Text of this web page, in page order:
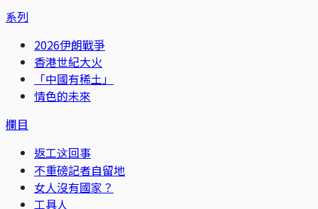
系列
2026伊朗戰爭
香港世紀大火
「中國有稀土」
情色的未來
欄目
返工这回事
不重磅記者自留地
女人沒有國家？
工具人